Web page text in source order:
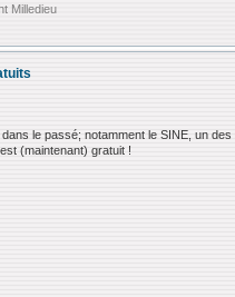
Milledieu
le passé; notamment le SINE, un
(maintenant) gratuit !